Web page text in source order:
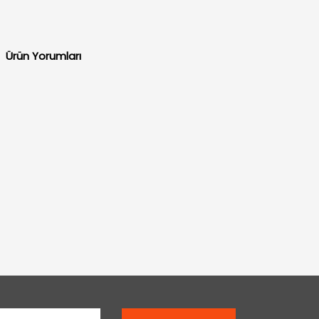
Ürün Yorumları